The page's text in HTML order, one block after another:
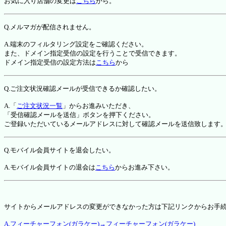
Q.メルマガが配信されません。
A.端末のフィルタリング設定をご確認ください。
また、ドメイン指定受信の設定を行うことで受信できます。
ドメイン指定受信の設定方法はこちらから
Q.ご注文状況確認メールが受信できるか確認したい。
A.「 ご注文状況一覧 」からお進みいただき、
「受信確認メールを送信」ボタンを押下ください。
ご登録いただいているメールアドレスに対して確認メールを送信致します。
Q.モバイル会員サイトを退会したい。
A.モバイル会員サイトの退会はこちらからお進み下さい。
サイトからメールアドレスの変更ができなかった方は下記リンクからお手
A.フィーチャーフォン(ガラケー)→フィーチャーフォン(ガラケー)